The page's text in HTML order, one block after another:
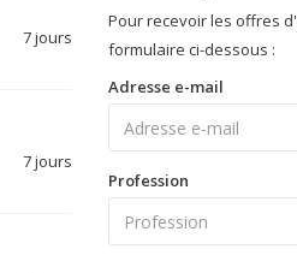
7 jours
7 jours
Pour recevoir les offres
formulaire ci-dessous :
Adresse e-mail
Profession